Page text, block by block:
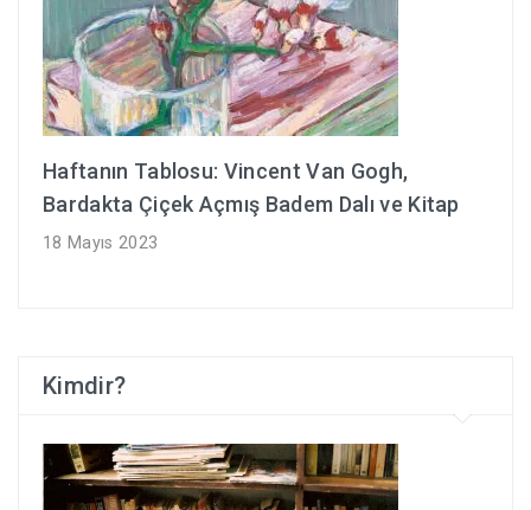
Haftanın Tablosu: Vincent Van Gogh,
Bardakta Çiçek Açmış Badem Dalı ve Kitap
18 Mayıs 2023
Kimdir?